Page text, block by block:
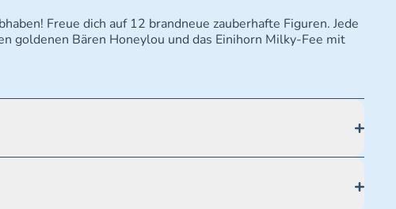
Freue dich auf 12 brandneue zauberhafte Figuren. Jede
goldenen Bären Honeylou und das Einihorn Milky-Fee mit